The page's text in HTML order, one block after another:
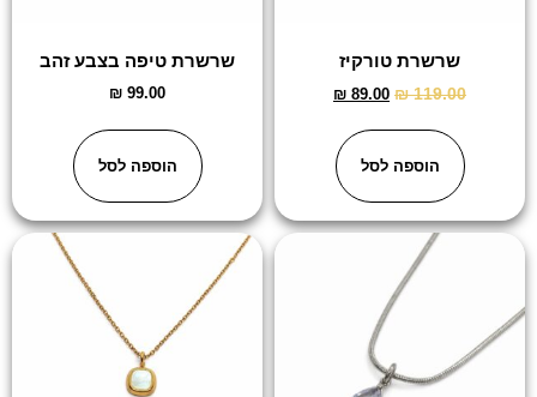
שרשרת טורקיז
₪119.00
₪ 89.00
הוספה לסל
שרשרת טיפה בצבע זהב
₪ 99.00
הוספה לסל